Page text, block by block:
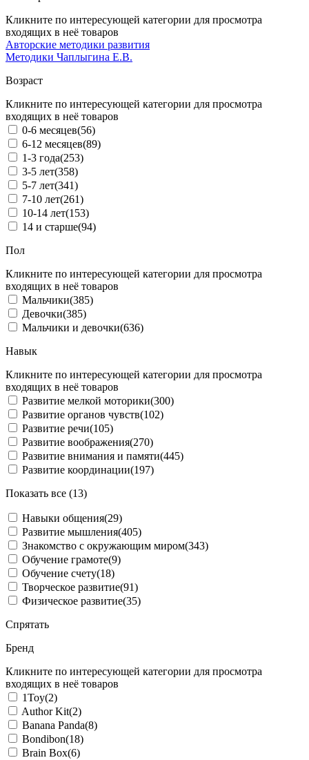
Кликните по интересующей категории для просмотра
входящих в неё товаров
Авторские методики развития
Методики Чаплыгина Е.В.
Возраст
Кликните по интересующей категории для просмотра
входящих в неё товаров
0-6 месяцев(56)
6-12 месяцев(89)
1-3 года(253)
3-5 лет(358)
5-7 лет(341)
7-10 лет(261)
10-14 лет(153)
14 и старше(94)
Пол
Кликните по интересующей категории для просмотра
входящих в неё товаров
Мальчики(385)
Девочки(385)
Мальчики и девочки(636)
Навык
Кликните по интересующей категории для просмотра
входящих в неё товаров
Развитие мелкой моторики(300)
Развитие органов чувств(102)
Развитие речи(105)
Развитие воображения(270)
Развитие внимания и памяти(445)
Развитие координации(197)
Показать все (13)
Навыки общения(29)
Развитие мышления(405)
Знакомство с окружающим миром(343)
Обучение грамоте(9)
Обучение счету(18)
Творческое развитие(91)
Физическое развитие(35)
Спрятать
Бренд
Кликните по интересующей категории для просмотра
входящих в неё товаров
1Toy(2)
Author Kit(2)
Banana Panda(8)
Bondibon(18)
Brain Box(6)